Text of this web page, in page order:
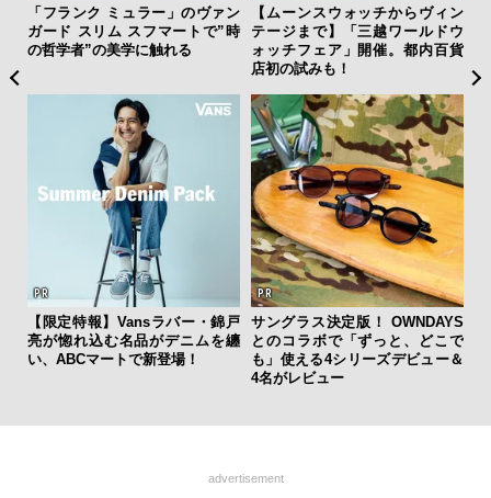
「フランク ミュラー」のヴァン
ガード スリム スフマートで”時
の哲学者”の美学に触れる
【ムーンスウォッチからヴィン
テージまで】「三越ワールドウ
ォッチフェア」開催。都内百貨
店初の試みも！
【限定特報】Vansラバー・錦戸
亮が惚れ込む名品がデニムを纏
い、ABCマートで新登場！
サングラス決定版！ OWNDAYS
とのコラボで「ずっと、どこで
も」使える4シリーズデビュー＆
4名がレビュー
本質
advertisement